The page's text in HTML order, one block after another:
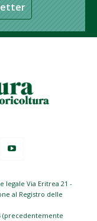
legale Via Eritrea 21 -
al Registro delle
(precedentemente